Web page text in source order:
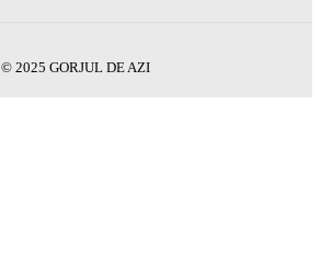
© 2025 GORJUL DE AZI